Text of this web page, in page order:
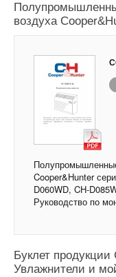
воздуха
Cooper&Hunter
D060WD, CH-
Руководство по
Буклет
Увлажнители и